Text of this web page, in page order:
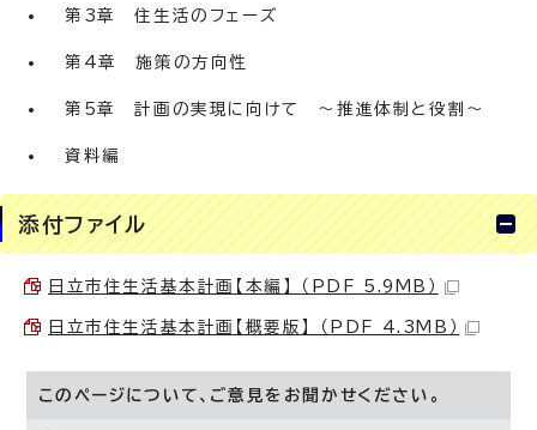
第3章 住生活のフェーズ
第4章 施策の方向性
第5章 計画の実現に向けて ～推進体制と役割～
資料編
添付ファイル
日立市住生活基本計画【本編】 （PDF 5.9MB）
日立市住生活基本計画【概要版】 （PDF 4.3MB）
このページについて、ご意見をお聞かせください。